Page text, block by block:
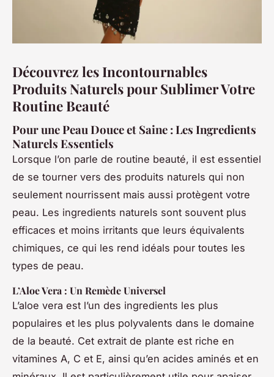
Découvrez les Incontournables
Produits Naturels pour Sublimer Votre
Routine Beauté
Pour une Peau Douce et Saine : Les Ingredients
Naturels Essentiels
Lorsque l’on parle de routine beauté, il est essentiel
de se tourner vers des produits naturels qui non
seulement nourrissent mais aussi protègent votre
peau. Les ingredients naturels sont souvent plus
efficaces et moins irritants que leurs équivalents
chimiques, ce qui les rend idéals pour toutes les
types de peau.
L’Aloe Vera : Un Remède Universel
L’aloe vera est l’un des ingredients les plus
populaires et les plus polyvalents dans le domaine
de la beauté. Cet extrait de plante est riche en
vitamines A, C et E, ainsi qu’en acides aminés et en